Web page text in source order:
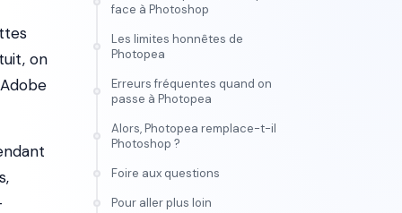
on
face à Photoshop
Les limites honnêtes de
Photopea
Erreurs fréquentes quand on
passe à Photopea
Alors, Photopea remplace-t-il
Photoshop ?
Foire aux questions
Pour aller plus loin